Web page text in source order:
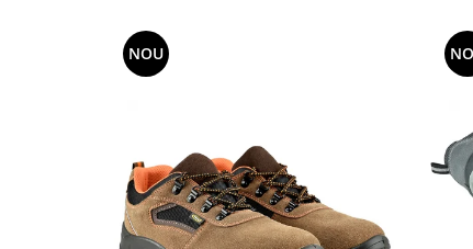
NOU